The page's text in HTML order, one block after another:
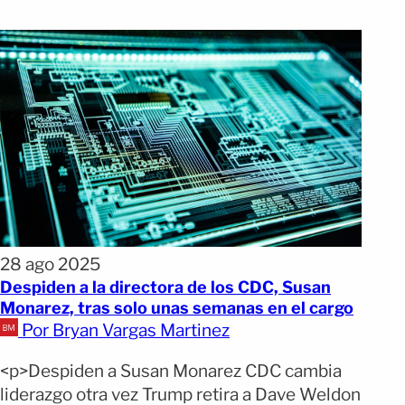
28 ago 2025
Despiden a la directora de los CDC, Susan
Monarez, tras solo unas semanas en el cargo
Por Bryan Vargas Martinez
<p>Despiden a Susan Monarez CDC cambia
liderazgo otra vez Trump retira a Dave Weldon